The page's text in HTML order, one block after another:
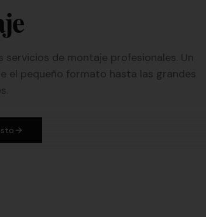
de montaje profesionales. Un
el pequeño formato hasta las grandes